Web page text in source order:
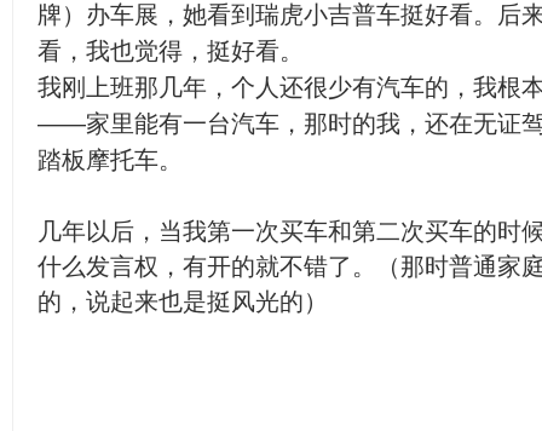
牌）办车展，她看到瑞虎小吉普车挺好看。后
看，我也觉得，挺好看。
我刚上班那几年，个人还很少有汽车的，我
——家里能有一台汽车，那时的我，还在无证
踏板摩托车。
几年以后，当我第一次买车和第二次买车的时
什么发言权，有开的就不错了。（那时普通家
的，说起来也是挺风光的）